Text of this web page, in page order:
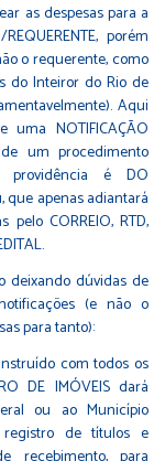
as despesas para a
porém
o requerente, como
do Inteiror do Rio de
Aqui
uma NOTIFICAÇÃO
um procedimento
providência é DO
que apenas adiantará
CORREIO, RTD,
deixando dúvidas de
(e não o
para tanto):
com todos os
DE IMÓVEIS dará
ou ao Município
de títulos e